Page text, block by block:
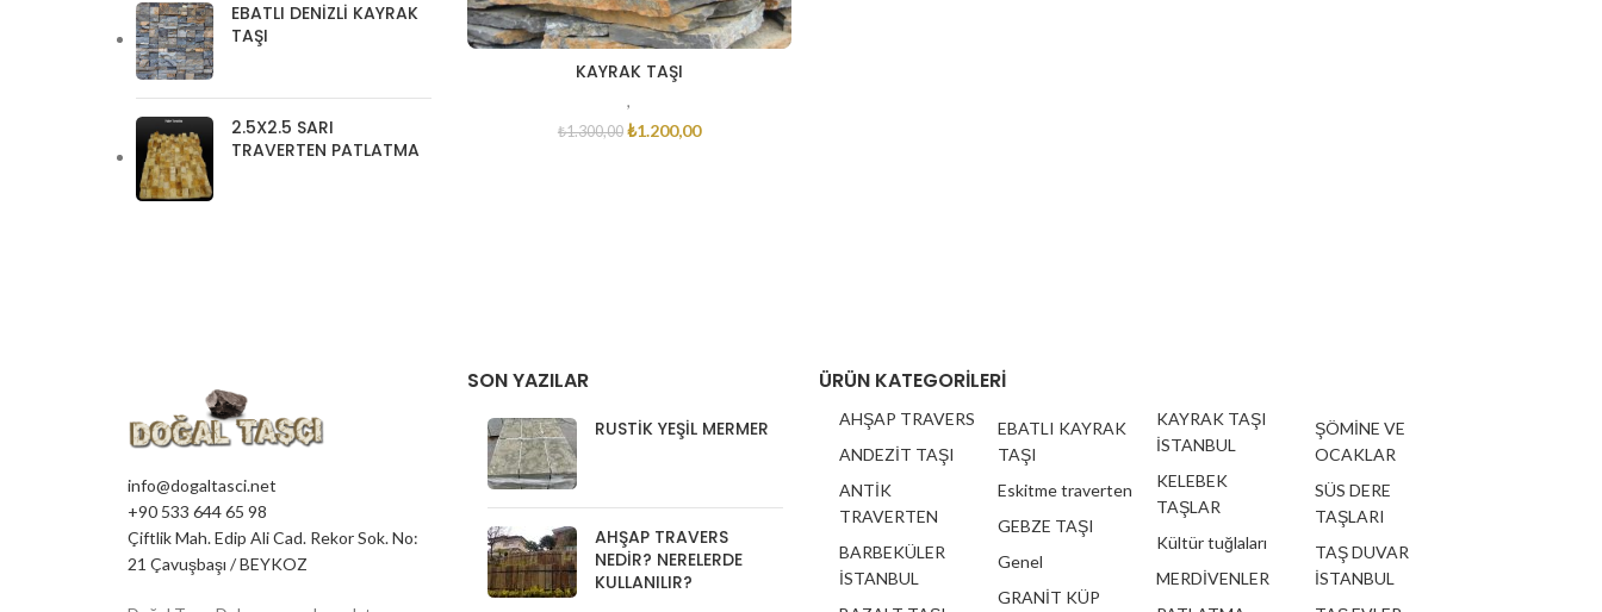
EBATLI DENIZLI KAYRAK
TAŞI
2.5X2.5 SARI
TRAVERTEN PATLATMA
KAYRAK TAŞI
,
₺1.300,00 ₺1.200,00
info@dogaltasci.net
+90 533 644 65 98
Çiftlik Mah. Edip Ali Cad. Rekor Sok. No:
21 Çavuşbaşı / BEYKOZ
SON YAZILAR
RUSTIK YEŞIL MERMER
AHŞAP TRAVERS
NEDIR? NERELERDE
KULLANILIR?
ÜRÜN KATEGORILERI
AHŞAP TRAVERS
ANDEZİT TAŞI
ANTİK
TRAVERTEN
BARBEKÜLER
İSTANBUL
EBATLI KAYRAK
TAŞI
Eskitme traverten
GEBZE TAŞI
Genel
GRANİT KÜP
KAYRAK TAŞI
İSTANBUL
KELEBEK
TAŞLAR
Kültür tuğlaları
MERDİVENLER
ŞÖMİNE VE
OCAKLAR
SÜS DERE
TAŞLARI
TAŞ DUVAR
İSTANBUL